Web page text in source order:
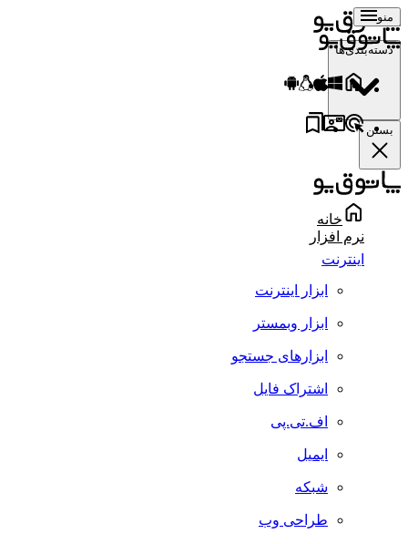
منو
دسته‌بندی‌ها
بستن
خانه
نرم افزار
اینترنت
ابزار اینترنت
ابزار وبمستر
ابزارهای جستجو
اشتراک فایل
اف.تی.پی
ایمیل
شبکه
طراحی وب